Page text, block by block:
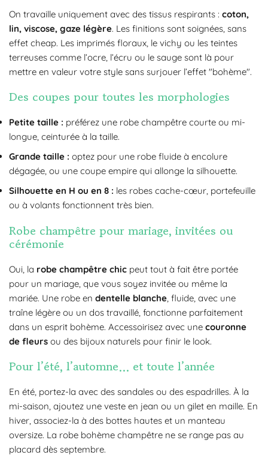
On travaille uniquement avec des tissus respirants : coton,
lin, viscose, gaze légère. Les finitions sont soignées, sans
effet cheap. Les imprimés floraux, le vichy ou les teintes
terreuses comme l’ocre, l’écru ou le sauge sont là pour
mettre en valeur votre style sans surjouer l’effet "bohème".
Des coupes pour toutes les morphologies
Petite taille : préférez une robe champêtre courte ou mi-
longue, ceinturée à la taille.
Grande taille : optez pour une robe fluide à encolure
dégagée, ou une coupe empire qui allonge la silhouette.
Silhouette en H ou en 8 : les robes cache-cœur, portefeuille
ou à volants fonctionnent très bien.
Robe champêtre pour mariage, invitées ou
cérémonie
Oui, la robe champêtre chic peut tout à fait être portée
pour un mariage, que vous soyez invitée ou même la
mariée. Une robe en dentelle blanche , fluide, avec une
traîne légère ou un dos travaillé, fonctionne parfaitement
dans un esprit bohème. Accessoirisez avec une couronne
de fleurs ou des bijoux naturels pour finir le look.
Pour l’été, l’automne… et toute l’année
En été, portez-la avec des sandales ou des espadrilles. À la
mi-saison, ajoutez une veste en jean ou un gilet en maille. En
hiver, associez-la à des bottes hautes et un manteau
oversize. La robe bohème champêtre ne se range pas au
placard dès septembre.